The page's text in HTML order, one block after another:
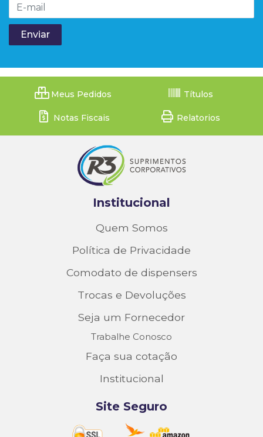
Meus Pedidos Títulos
Notas Fiscais Relatorios
Institucional
Quem Somos
Política de Privacidade
Comodato de dispensers
Trocas e Devoluções
Seja um Fornecedor
Trabalhe Conosco
Faça sua cotação
Institucional
Site Seguro